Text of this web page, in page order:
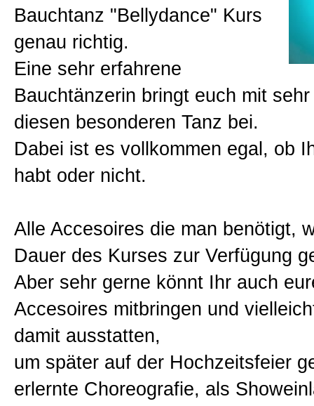
Poledance Kurse
GoGo-Dance Kurse
Junggesellinnenabschied
Junggesellenabschied
Schauspieler Coaching
Stripper / Stripperin buchen
Vermietung
Geschenk Gutschein
Bauchtanz "Bellydance" Kurs
genau richtig.
Eine sehr erfahrene
Bauchtänzerin bringt euch mit
diesen besonderen Tanz bei.
Dabei ist es vollkommen egal, ob
habt oder nicht.
Alle Accesoires die man benötigt,
Dauer des Kurses zur Verfügung
Aber sehr gerne könnt Ihr auch
Accesoires mitbringen und
damit ausstatten,
um später auf der Hochzeitsfeier
erlernte Choreografie, als